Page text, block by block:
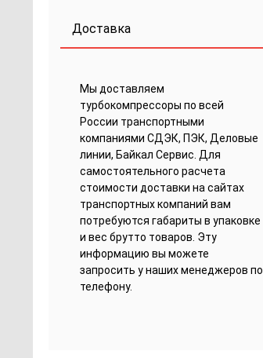
Доставка
Мы доставляем
турбокомпрессоры по всей
России транспортными
компаниями СДЭК, ПЭК, Деловые
линии, Байкал Сервис. Для
самостоятельного расчета
стоимости доставки на сайтах
транспортных компаний вам
потребуются габариты в упаковке
и вес брутто товаров. Эту
информацию вы можете
запросить у наших менеджеров по
телефону.